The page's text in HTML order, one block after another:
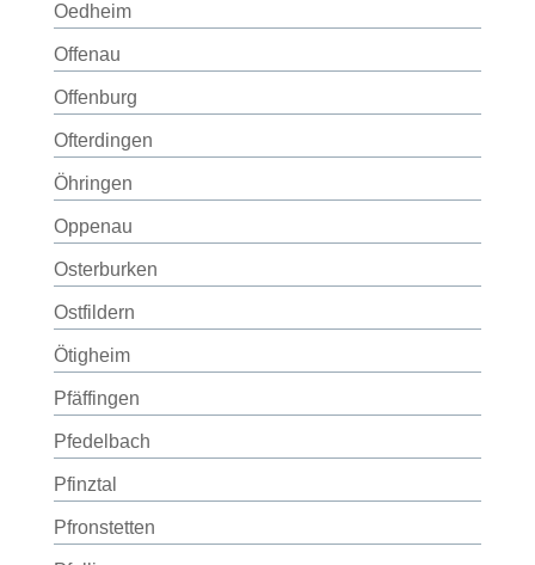
Oedheim
Offenau
Offenburg
Ofterdingen
Öhringen
Oppenau
Osterburken
Ostfildern
Ötigheim
Pfäffingen
Pfedelbach
Pfinztal
Pfronstetten